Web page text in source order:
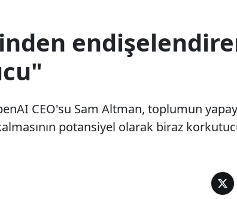
CEO'su Sam Altman, toplumun
potansiyel olarak biraz